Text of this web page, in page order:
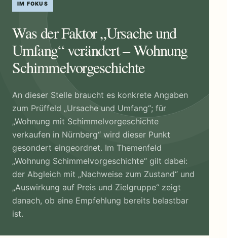
IM FOKUS
Was der Faktor „Ursache und
Umfang“ verändert – Wohnung
Schimmelvorgeschichte
An dieser Stelle braucht es konkrete Angaben
zum Prüffeld „Ursache und Umfang“; für
„Wohnung mit Schimmelvorgeschichte
verkaufen in Nürnberg“ wird dieser Punkt
gesondert eingeordnet. Im Themenfeld
„Wohnung Schimmelvorgeschichte“ gilt dabei:
der Abgleich mit „Nachweise zum Zustand“ und
„Auswirkung auf Preis und Zielgruppe“ zeigt
danach, ob eine Empfehlung bereits belastbar
ist.